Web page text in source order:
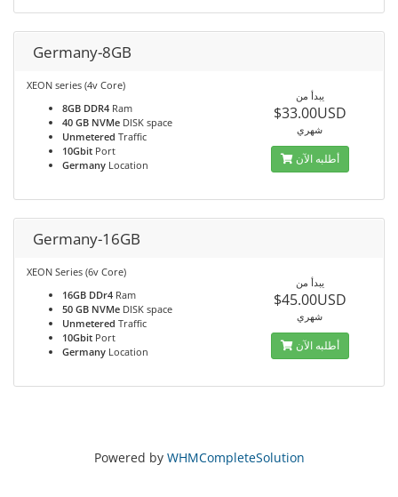
Germany-8GB
XEON series (4v Core)
8GB DDR4 Ram
40 GB NVMe DISK space
Unmetered Traffic
10Gbit Port
Germany Location
يبدأ من
$33.00USD
شهري
أطلبه الآن
Germany-16GB
XEON Series (6v Core)
16GB DDr4 Ram
50 GB NVMe DISK space
Unmetered Traffic
10Gbit Port
Germany Location
يبدأ من
$45.00USD
شهري
أطلبه الآن
Powered by WHMCompleteSolution